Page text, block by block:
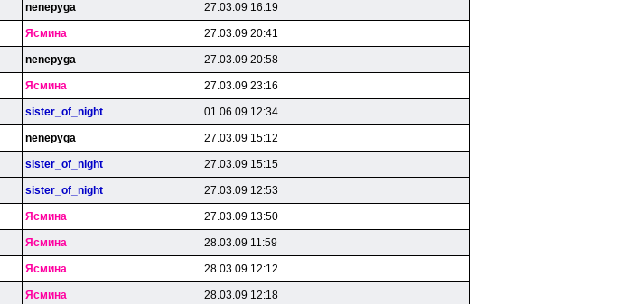
nenepyga 27.03.09 16:19
Яcминa 27.03.09 20:41
nenepyga 27.03.09 20:58
Яcминa 27.03.09 23:16
sister_of_night 01.06.09 12:34
nenepyga 27.03.09 15:12
sister_of_night 27.03.09 15:15
sister_of_night 27.03.09 12:53
Яcминa 27.03.09 13:50
Яcминa 28.03.09 11:59
Яcминa 28.03.09 12:12
Яcминa 28.03.09 12:18